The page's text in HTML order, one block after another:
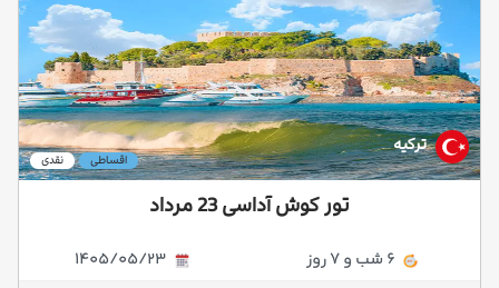
ترکیه
نقدی اقساطی
تور کوش آداسی 23 مرداد